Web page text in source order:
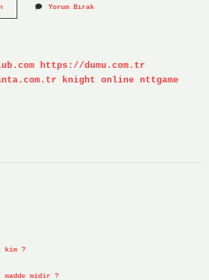
Günümüzde
Oyun
Yorum Bırak
https://dumu.com.tr
knight online
nttgame
kim ?
midir ?